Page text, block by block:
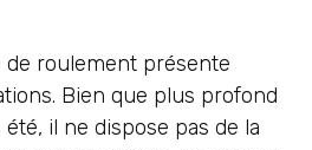
de roulement présente
Bien que plus profond
il ne dispose pas de la